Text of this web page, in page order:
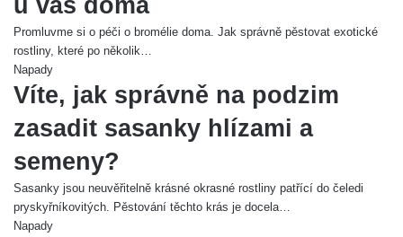
u vás doma
Promluvme si o péči o bromélie doma. Jak správně pěstovat exotické
rostliny, které po několik…
Napady
Víte, jak správně na podzim
zasadit sasanky hlízami a
semeny?
Sasanky jsou neuvěřitelně krásné okrasné rostliny patřící do čeledi
pryskyřníkovitých. Pěstování těchto krás je docela…
Napady